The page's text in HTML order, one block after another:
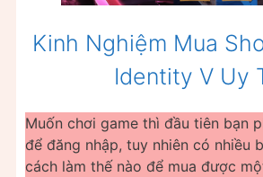
Kinh Nghiệm Mua
Identity V Uy
Muốn chơi game thì đầu tiên bạn
để đăng nhập, tuy nhiên có nhiều
cách làm thế nào để mua được